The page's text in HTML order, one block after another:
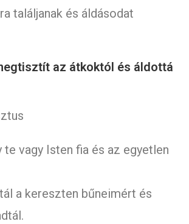
találjanak és áldásodat
az átkoktól és áldottá
te vagy Isten fia és az egyetlen
a kereszten bűneimért és